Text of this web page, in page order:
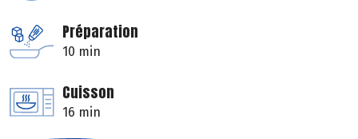
Préparation
10 min
Cuisson
16 min